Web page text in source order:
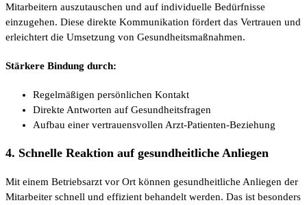
Mitarbeitern auszutauschen und auf individuelle Bedürfnisse
einzugehen. Diese direkte Kommunikation fördert das Vertrauen und
erleichtert die Umsetzung von Gesundheitsmaßnahmen.
Stärkere Bindung durch:
Regelmäßigen persönlichen Kontakt
Direkte Antworten auf Gesundheitsfragen
Aufbau einer vertrauensvollen Arzt-Patienten-Beziehung
4. Schnelle Reaktion auf gesundheitliche Anliegen
Mit einem Betriebsarzt vor Ort können gesundheitliche Anliegen der
Mitarbeiter schnell und effizient behandelt werden. Das ist besonders